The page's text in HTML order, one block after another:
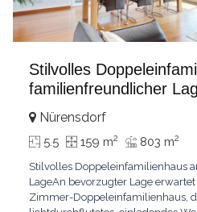
Stilvolles
familienfreundlicher
Nürensdorf
5.5 159 m2 803 m2
Stilvolles Doppeleinfamilienhaus
LageAn bevorzugter Lage
Zimmer-Doppeleinfamilienhaus,